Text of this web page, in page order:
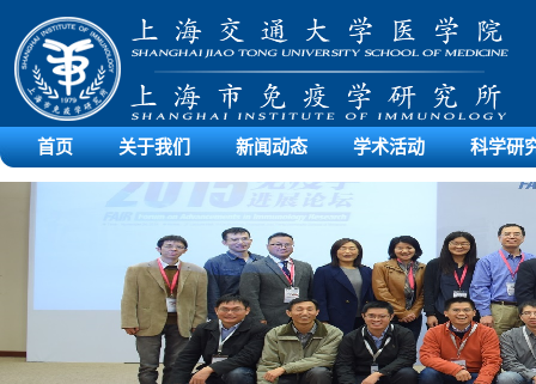
首页 关于我们 新闻动态 学术活动 科学研